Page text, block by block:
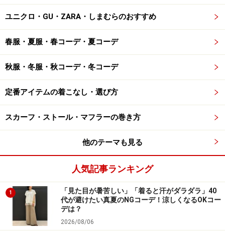
出典：WEAR
柔らかさを表現できるアイテムとして、最強の「モテ
服」です。手っ取り早くモテを狙いに行くなら、ここぞ
が正解。
ユルっとしたシルエットの女性らしいニットワンピース
は、適度にこなれ感を演出できて、大人女性にもおすす
めです。ダークカラーでまとめがちな冬ファッションで
すが、ホワイトのニットワンピをセレクトするだけで、
清潔感と上品な印象を手に入れられます。また、グレー
のニットワンピースをシンプルに着こなすと、洗練され
た大人っぽさが叶います。
ユニクロ・GU・ZARA・しまむらのおすすめ
春服・夏服・春コーデ・夏コーデ
秋服・冬服・秋コーデ・冬コーデ
定番アイテムの着こなし・選び方
スカーフ・ストール・マフラーの巻き方
他のテーマも見る
人気記事ランキング
1
「見た目が暑苦しい」「着ると汗がダラダラ」40
代が避けたい真夏のNGコーデ！涼しくなるOKコー
デは？
2026/08/06